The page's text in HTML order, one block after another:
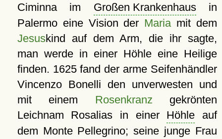
Ciminna im Großen Krankenhausin
Palermo eine Vision der Maria mit dem
Jesuskind auf dem Arm, die ihr sagte,
man werde in einer Höhle eine Heilige
finden. 1625 fand der arme Seifenhändler
Vincenzo Bonelli den unverwesten und
mit einem Rosenkranz gekrönten
Leichnam Rosalias in einer Höhle auf
dem Monte Pellegrino; seine junge Frau